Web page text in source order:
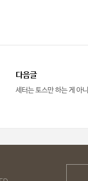
다음글
세터는 토스만 하는 게 아